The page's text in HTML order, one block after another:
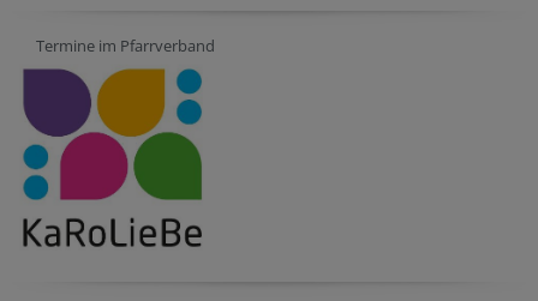
Termine im Pfarrverband